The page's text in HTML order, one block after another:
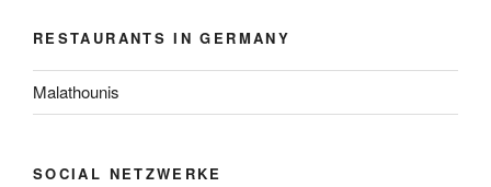
RESTAURANTS IN GERMANY
Malathounis
SOCIAL NETZWERKE